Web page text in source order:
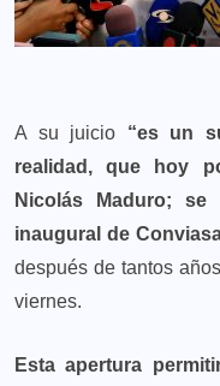
A su juicio “es un
realidad, que hoy
Nicolás Maduro;
inaugural de
después de tantos
viernes.
Esta apertura